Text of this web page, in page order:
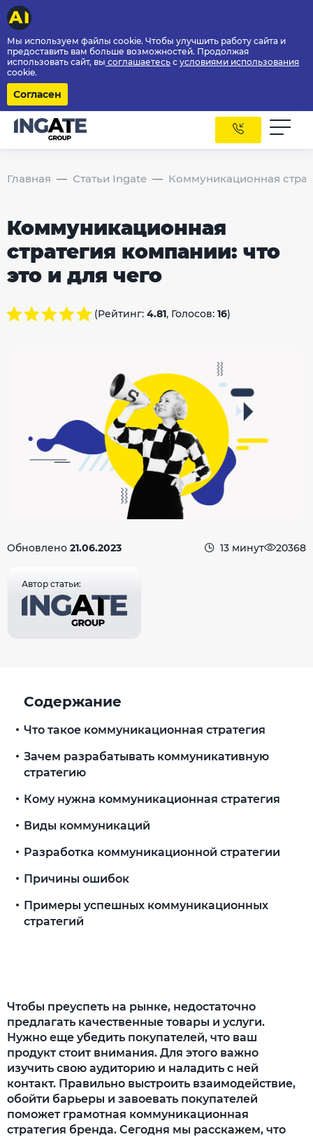
Мы используем файлы cookie. Чтобы улучшить работу сайта и
предоставить вам больше возможностей. Продолжая
использовать сайт, вы соглашаетесь с условиями использования
cookie.
Согласен
Главная Статьи Ingate Коммуникационная
Коммуникационная
стратегия компании: что
это и для чего
(Рейтинг: 4.81, Голосов: 16)
Обновлено 21.06.2023 13 минут 20368
Автор статьи:
Чтобы преуспеть на рынке, недостаточно
предлагать качественные товары и услуги.
Нужно еще убедить покупателей, что ваш
продукт стоит внимания. Для этого важно
изучить свою аудиторию и наладить с ней
контакт. Правильно выстроить взаимодействие,
обойти барьеры и завоевать покупателей
поможет грамотная коммуникационная
стратегия бренда. Сегодня мы расскажем, что
Содержание
Что такое коммуникационная стратегия
Зачем разрабатывать коммуникативную
стратегию
Кому нужна коммуникационная стратегия
Виды коммуникаций
Разработка коммуникационной стратегии
Причины ошибок
Примеры успешных коммуникационных
стратегий